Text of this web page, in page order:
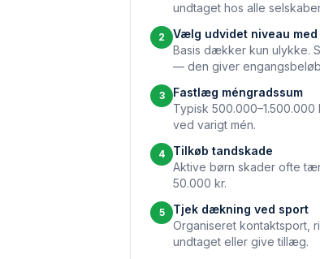
undtaget hos alle
2
Vælg udvidet niveau med
Basis dækker kun ulykke.
— den giver
3
Fastlæg méngradssum
Typisk
ved varigt mén.
4
Tilkøb tandskade
Aktive børn skader ofte
50.000 kr.
5
Tjek dækning ved sport
Organiseret kontaktsport,
undtaget eller give tillæg.